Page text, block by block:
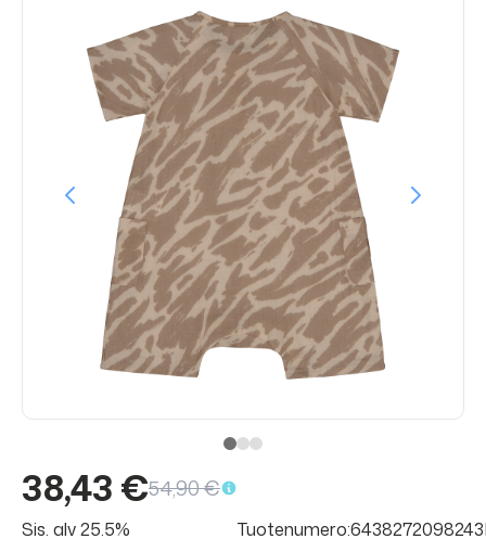
38,43 €54,90 €
Sis. alv 25.5%